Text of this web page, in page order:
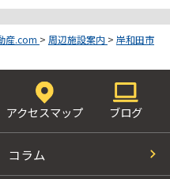
産.com > 周辺施設案内 > 岸和田市
アクセスマップ ブログ
コラム